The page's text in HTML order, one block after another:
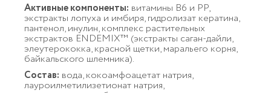
Активные компоненты: витамины В6 и РР,
экстракты лопуха и имбиря, гидролизат кератина,
пантенол, инулин, комплекс растительных
экстрактов ENDEMIX™ (экстракты саган-дайли,
элеутерококка, красной щетки, маральего корня,
байкальского шлемника).
Состав: вода, кокоамфоацетат натрия,
лауроилметилизетионат натрия,